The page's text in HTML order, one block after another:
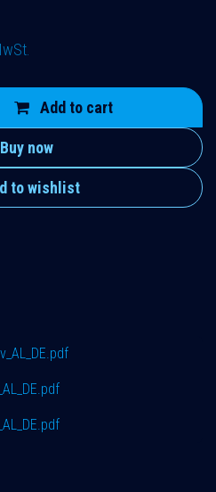
Add to cart
Buy now
to wishlist